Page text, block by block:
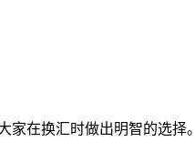
在换汇时做出明智的选择。